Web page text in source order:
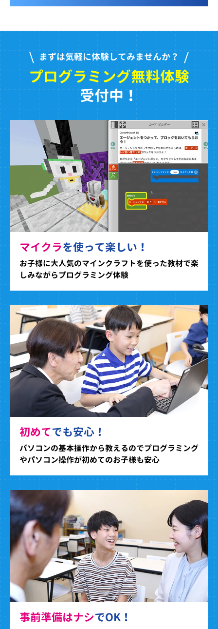
まずは気軽に体験してみませんか？
プログラミング無料体験
受付中！
マイクラを使って楽しい！
お子様に大人気のマインクラフトを使った教材で楽
しみながらプログラミング体験
初めてでも安心！
パソコンの基本操作から教えるのでプログラミング
やパソコン操作が初めてのお子様も安心
事前準備はナシでOK！